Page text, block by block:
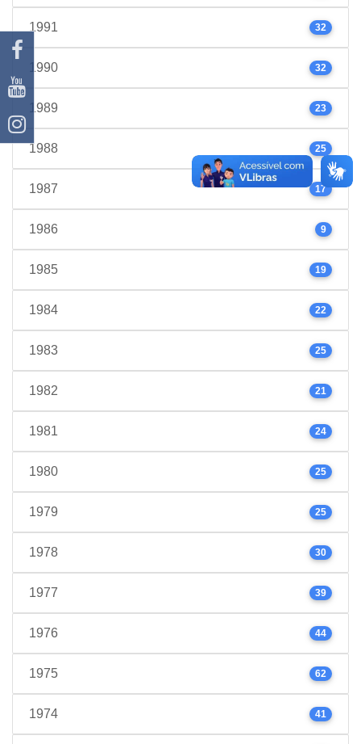
1991 32
1990 32
1989 23
1988 25
1987 17
1986 9
1985 19
1984 22
1983 25
1982 21
1981 24
1980 25
1979 25
1978 30
1977 39
1976 44
1975 62
1974 41